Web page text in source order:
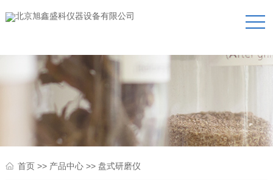
首页>> 产品中心>> 盘式研磨仪